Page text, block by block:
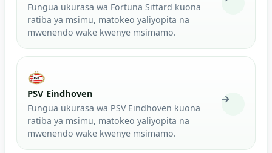
Fungua ukurasa wa Fortuna Sittard kuona
ratiba ya msimu, matokeo yaliyopita na
mwenendo wake kwenye msimamo.
PSV Eindhoven
Fungua ukurasa wa PSV Eindhoven kuona
ratiba ya msimu, matokeo yaliyopita na
mwenendo wake kwenye msimamo.